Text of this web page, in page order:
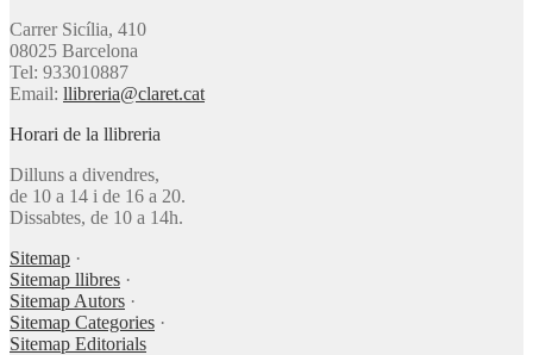
Carrer Sicília, 410
08025 Barcelona
Tel: 933010887
Email: llibreria@claret.cat
Horari de la llibreria
Dilluns a divendres,
de 10 a 14 i de 16 a 20.
Dissabtes, de 10 a 14h.
Sitemap ·
Sitemap llibres ·
Sitemap Autors ·
Sitemap Categories ·
Sitemap Editorials